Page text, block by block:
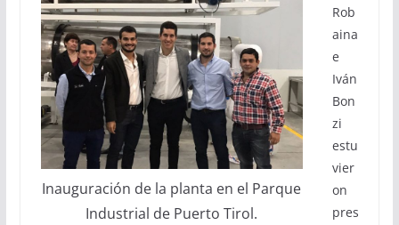
Inauguración de la planta en el Parque
Industrial de Puerto Tirol.
Rob
aina
e
Iván
Bon
zi
estu
vier
on
pres